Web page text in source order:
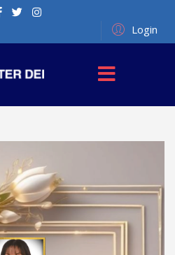
Login